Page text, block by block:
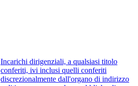
Incarichi dirigenziali, a qualsiasi titolo
conferiti, ivi inclusi quelli conferiti
discrezionalmente dall'organo di indirizzo